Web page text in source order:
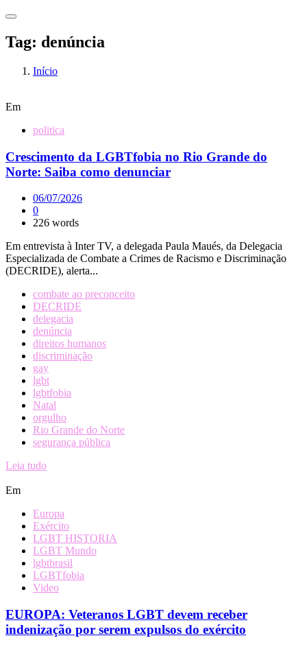
Tag: denúncia
Início
Em
politica
Crescimento da LGBTfobia no Rio Grande do
Norte: Saiba como denunciar
06/07/2026
0
226 words
Em entrevista à Inter TV, a delegada Paula Maués, da Delegacia
Especializada de Combate a Crimes de Racismo e Discriminação
(DECRIDE), alerta...
combate ao preconceito
DECRIDE
delegacia
denúncia
direitos humanos
discriminação
gay
lgbt
lgbtfobia
Natal
orgulho
Rio Grande do Norte
segurança pública
Leia tudo
Em
Europa
Exército
LGBT HISTORIA
LGBT Mundo
lgbtbrasil
LGBTfobia
Video
EUROPA: Veteranos LGBT devem receber
indenização por serem expulsos do exército